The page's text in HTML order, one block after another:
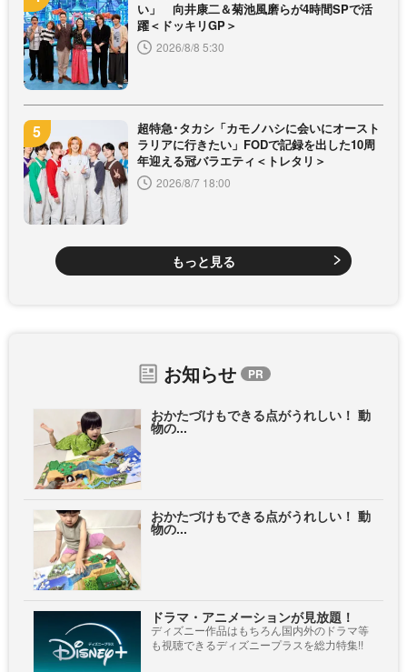
い」 向井康二＆菊池風磨らが4時間SPで活
躍＜ドッキリGP＞
2026/8/8 5:30
超特急･タカシ「カモノハシに会いにオースト
ラリアに行きたい」FODで記録を出した10周
年迎える冠バラエティ＜トレタリ＞
2026/8/7 18:00
もっと見る
お知らせ
おかたづけもできる点がうれしい！ 動
物の...
おかたづけもできる点がうれしい！ 動
物の...
ドラマ・アニメーションが見放題！
ディズニー作品はもちろん国内外のドラマ等
も視聴できるディズニープラスを総力特集!!